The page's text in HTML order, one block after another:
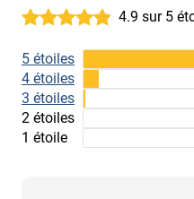
4.9 sur 5
5 étoiles
4 étoiles
3 étoiles
2 étoiles
1 étoile